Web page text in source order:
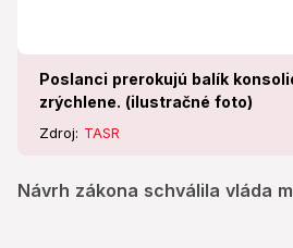
Poslanci prerokujú balík
zrýchlene. (ilustračné foto)
Zdroj: TASR
Návrh zákona schválila vláda